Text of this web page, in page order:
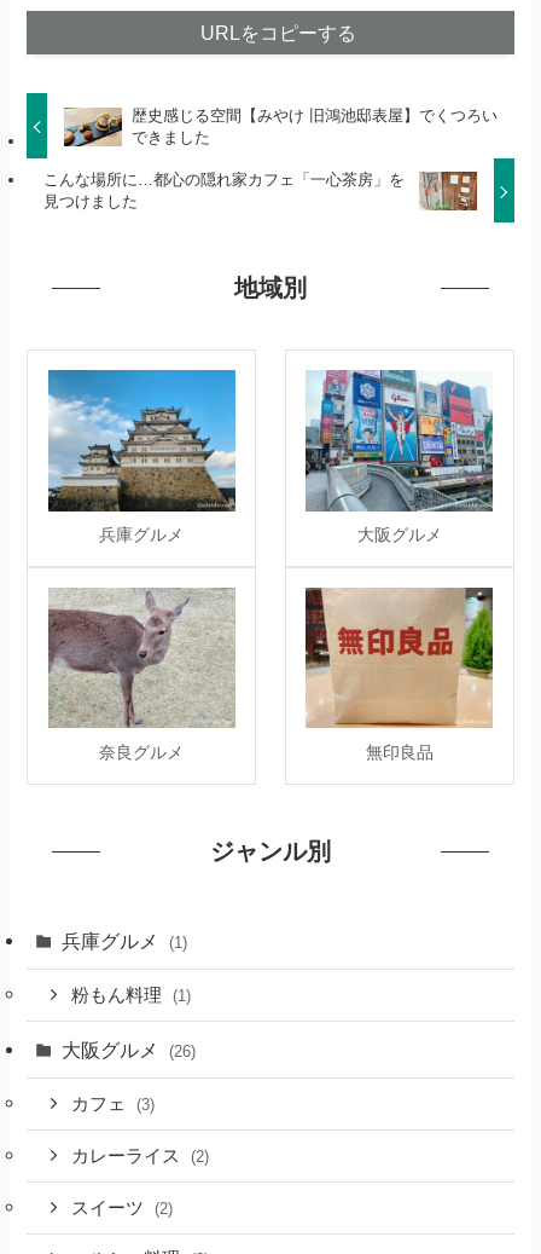
URLをコピーする
歴史感じる空間【みやけ 旧鴻池邸表屋】でくつろい
できました
こんな場所に…都心の隠れ家カフェ「一心茶房」を
見つけました
地域別
兵庫グルメ 大阪グルメ
奈良グルメ 無印良品
ジャンル別
兵庫グルメ (1)
粉もん料理 (1)
大阪グルメ (26)
カフェ (3)
カレーライス (2)
スイーツ (2)